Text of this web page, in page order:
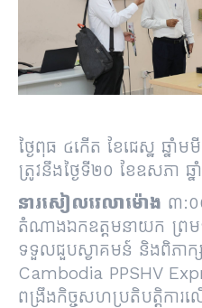
ថ្ងៃពុធ ៤កើត ខែជេស្ឋ ឆ្ន
ត្រូវនឹងថ្ងៃទី២០ ខែឧសភា ឆ្
នារសៀលវេលាម៉ោង ៣:០
តំណាងឯកឧត្តមនាយក ព្រមទ
ទទួលជួបស្វាគមន៍ និងពិភាក្
Cambodia PPSHV
ពង្រឹងកិច្ចសហប្រតិបត្តិការ